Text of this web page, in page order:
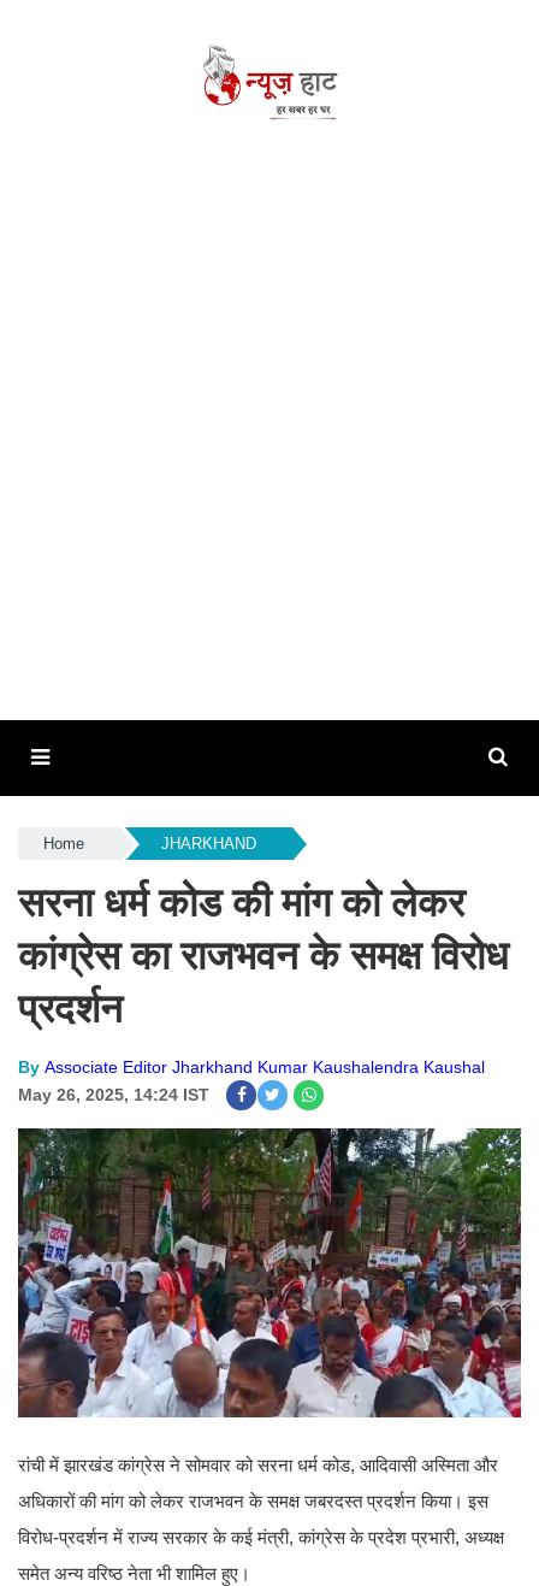
Home JHARKHAND
सरना धर्म कोड की मांग को लेकर
कांग्रेस का राजभवन के समक्ष विरोध
प्रदर्शन
By Associate Editor Jharkhand Kumar Kaushalendra Kaushal
May 26, 2025, 14:24 IST
रांची में झारखंड कांग्रेस ने सोमवार को सरना धर्म कोड, आदिवासी अस्मिता और
अधिकारों की मांग को लेकर राजभवन के समक्ष जबरदस्त प्रदर्शन किया। इस
विरोध-प्रदर्शन में राज्य सरकार के कई मंत्री, कांग्रेस के प्रदेश प्रभारी, अध्यक्ष
समेत अन्य वरिष्ठ नेता भी शामिल हुए।